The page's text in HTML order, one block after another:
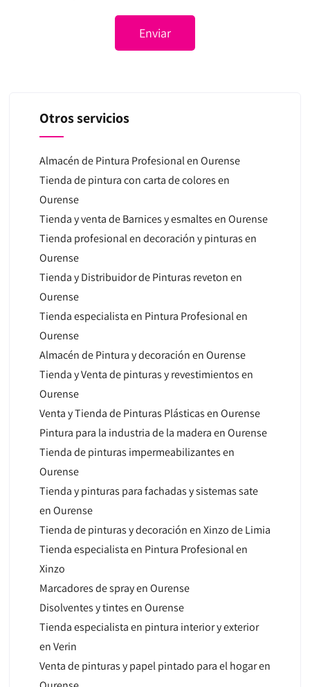
Otros servicios
Almacén de Pintura Profesional en Ourense
Tienda de pintura con carta de colores en
Ourense
Tienda y venta de Barnices y esmaltes en Ourense
Tienda profesional en decoración y pinturas en
Ourense
Tienda y Distribuidor de Pinturas reveton en
Ourense
Tienda especialista en Pintura Profesional en
Ourense
Almacén de Pintura y decoración en Ourense
Tienda y Venta de pinturas y revestimientos en
Ourense
Venta y Tienda de Pinturas Plásticas en Ourense
Pintura para la industria de la madera en Ourense
Tienda de pinturas impermeabilizantes en
Ourense
Tienda y pinturas para fachadas y sistemas sate
en Ourense
Tienda de pinturas y decoración en Xinzo de Limia
Tienda especialista en Pintura Profesional en
Xinzo
Marcadores de spray en Ourense
Disolventes y tintes en Ourense
Tienda especialista en pintura interior y exterior
en Verin
Venta de pinturas y papel pintado para el hogar en